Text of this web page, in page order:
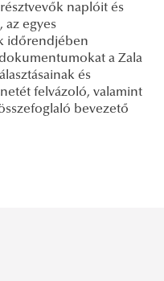
naplóit és
az egyes
időrendjében
a Zala
és
felvázoló, valamint
bevezető